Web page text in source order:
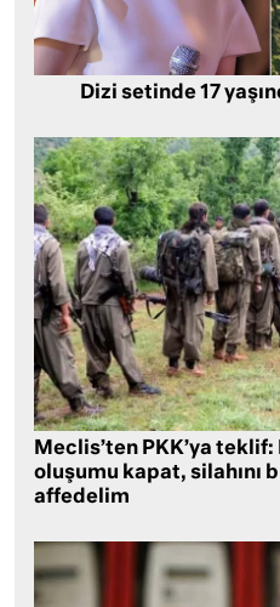
Dizi setinde 17
Meclis’ten PKK’ya
oluşumu kapat, silahını
affedelim